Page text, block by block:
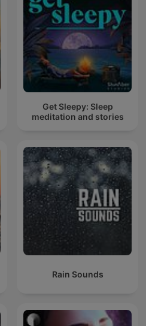
Get Sleepy: Sleep
meditation and stories
Rain Sounds